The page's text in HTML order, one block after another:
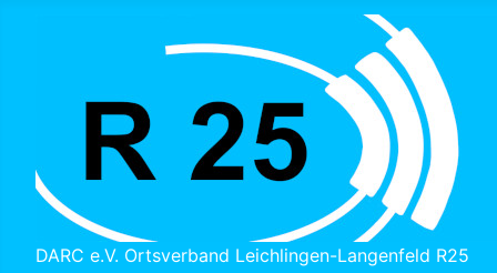
DARC e.V. Ortsverband Leichlingen-Langenfeld R25